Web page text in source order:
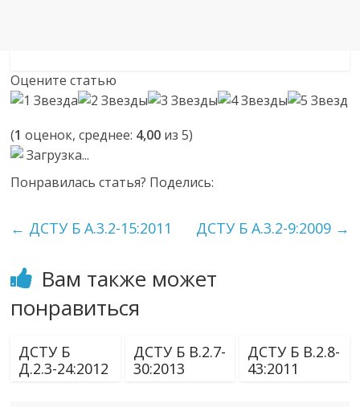
Оцените статью
(1 оценок, среднее: 4,00 из 5)
Загрузка...
Понравилась статья? Поделись:
← ДСТУ Б А.3.2-15:2011 ДСТУ Б А.3.2-9:2009 →
Вам также может
понравиться
ДСТУ Б
Д.2.3-24:2012
ДСТУ Б В.2.7-
30:2013
ДСТУ Б В.2.8-
43:2011